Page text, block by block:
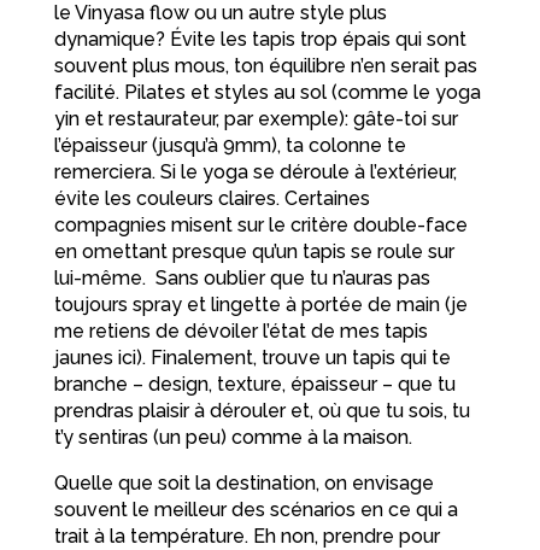
le Vinyasa flow ou un autre style plus
dynamique? Évite les tapis trop épais qui sont
souvent plus mous, ton équilibre n’en serait pas
facilité. Pilates et styles au sol (comme le yoga
yin et restaurateur, par exemple): gâte-toi sur
l’épaisseur (jusqu’à 9mm), ta colonne te
remerciera. Si le yoga se déroule à l’extérieur,
évite les couleurs claires. Certaines
compagnies misent sur le critère double-face
en omettant presque qu’un tapis se roule sur
lui-même. Sans oublier que tu n’auras pas
toujours spray et lingette à portée de main (je
me retiens de dévoiler l’état de mes tapis
jaunes ici). Finalement, trouve un tapis qui te
branche – design, texture, épaisseur – que tu
prendras plaisir à dérouler et, où que tu sois, tu
t’y sentiras (un peu) comme à la maison.
Quelle que soit la destination, on envisage
souvent le meilleur des scénarios en ce qui a
trait à la température. Eh non, prendre pour